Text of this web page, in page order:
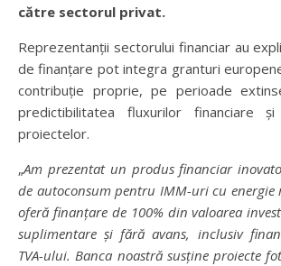
către sectorul privat.
Reprezentanții sectorului financiar au
de finanțare pot integra granturi
contribuție proprie, pe perioade
predictibilitatea fluxurilor financiare și
proiectelor.
„Am prezentat un produs financiar
de autoconsum pentru IMM-uri cu energie
oferă finanțare de 100% din valoarea
suplimentareși fărăavans, inclusiv finan
TVA-ului. Banca noastră susține proiecte